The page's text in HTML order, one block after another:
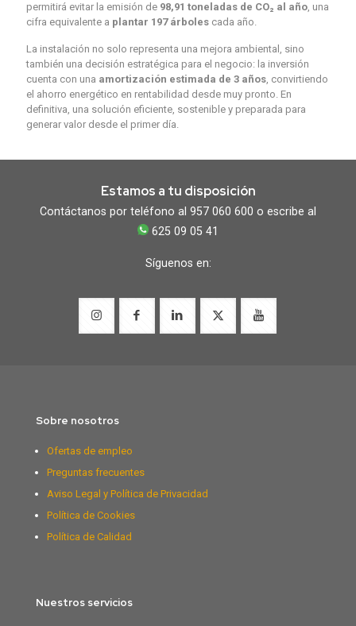
permitirá evitar la emisión de 98,91 toneladas de CO₂ al año, una
cifra equivalente a plantar 197 árboles cada año.
La instalación no solo representa una mejora ambiental, sino
también una decisión estratégica para el negocio: la inversión
cuenta con una amortización estimada de 3 años, convirtiendo
el ahorro energético en rentabilidad desde muy pronto. En
definitiva, una solución eficiente, sostenible y preparada para
generar valor desde el primer día.
Estamos a tu disposición
Contáctanos por teléfono al 957 060 600 o escribe al
625 09 05 41
Síguenos en:
Sobre nosotros
Ofertas de empleo
Preguntas frecuentes
Aviso Legal y Política de Privacidad
Política de Cookies
Política de Calidad
Nuestros servicios